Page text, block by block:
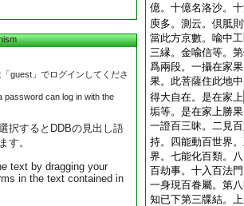
guest」でログインしてくださ
password can log in with the
択するとDDBの見出し語
す。
text by dragging your
in the text contained in
億。十億名洛沙。
庾多。測云。倶胝
當此方京數。喩中
三縁。金喩信等。
爲兩段。一攝在家
果。此菩薩住此地
得大自在。是在家上
垢等。是在家上勝
一證百三昧。二見
持。四能動百世界
界。七能化百類。
百劫事。十入百法
一身現百眷屬。第
知已下第三牒結。